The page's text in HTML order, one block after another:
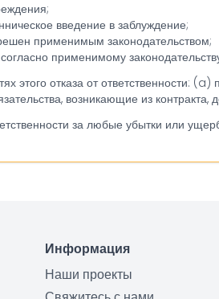
введение в заблуждение;
применимым законодательством;
применимому
этого отказа от ответственности:
возникающие из
за любые убытки или
Информация
Наши проекты